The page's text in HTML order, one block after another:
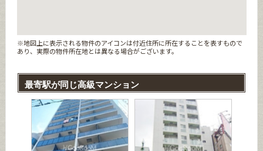
※地図上に表示される物件のアイコンは付近住所に所在することを表すもので
あり、実際の物件所在地とは異なる場合がございます。
最寄駅が同じ高級マンション